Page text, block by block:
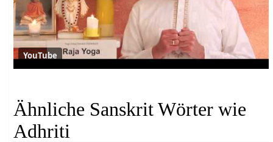
YouTube
Ähnliche Sanskrit Wörter wie
Adhriti